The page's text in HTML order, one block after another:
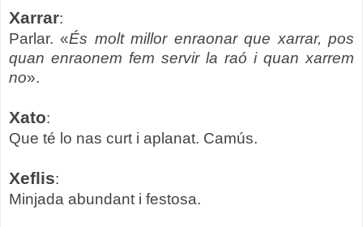
Xarrar:
Parlar. «És molt millor enraonar que xarrar, pos
quan enraonem fem servir la raó i quan xarrem
no».
Xato:
Que té lo nas curt i aplanat. Camús.
Xeflis:
Minjada abundant i festosa.